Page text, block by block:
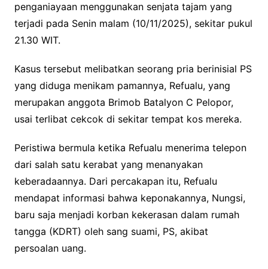
penganiayaan menggunakan senjata tajam yang
terjadi pada Senin malam (10/11/2025), sekitar pukul
21.30 WIT.
Kasus tersebut melibatkan seorang pria berinisial PS
yang diduga menikam pamannya, Refualu, yang
merupakan anggota Brimob Batalyon C Pelopor,
usai terlibat cekcok di sekitar tempat kos mereka.
Peristiwa bermula ketika Refualu menerima telepon
dari salah satu kerabat yang menanyakan
keberadaannya. Dari percakapan itu, Refualu
mendapat informasi bahwa keponakannya, Nungsi,
baru saja menjadi korban kekerasan dalam rumah
tangga (KDRT) oleh sang suami, PS, akibat
persoalan uang.